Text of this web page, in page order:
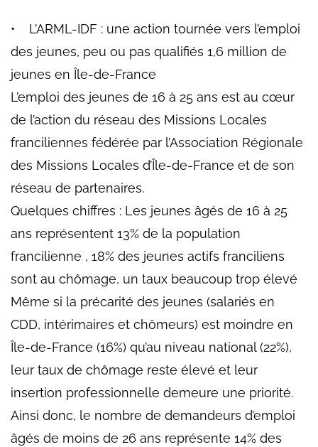
• L’ARML-IDF : une action tournée vers l’emploi
des jeunes, peu ou pas qualifiés 1,6 million de
jeunes en Île-de-France
L’emploi des jeunes de 16 à 25 ans est au cœur
de l’action du réseau des Missions Locales
franciliennes fédérée par l’Association Régionale
des Missions Locales d’Île-de-France et de son
réseau de partenaires.
Quelques chiffres : Les jeunes âgés de 16 à 25
ans représentent 13% de la population
francilienne , 18% des jeunes actifs franciliens
sont au chômage, un taux beaucoup trop élevé
Même si la précarité des jeunes (salariés en
CDD, intérimaires et chômeurs) est moindre en
Île-de-France (16%) qu’au niveau national (22%),
leur taux de chômage reste élevé et leur
insertion professionnelle demeure une priorité.
Ainsi donc, le nombre de demandeurs d’emploi
âgés de moins de 26 ans représente 14% des